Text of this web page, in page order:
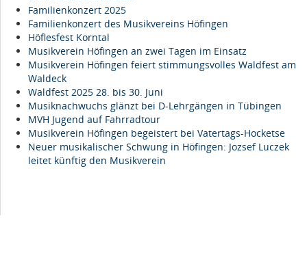
Familienkonzert 2025
Familienkonzert des Musikvereins Höfingen
Höflesfest Korntal
Musikverein Höfingen an zwei Tagen im Einsatz
Musikverein Höfingen feiert stimmungsvolles Waldfest am
Waldeck
Waldfest 2025 28. bis 30. Juni
Musiknachwuchs glänzt bei D-Lehrgängen in Tübingen
MVH Jugend auf Fahrradtour
Musikverein Höfingen begeistert bei Vatertags-Hocketse
Neuer musikalischer Schwung in Höfingen: Jozsef Luczek
leitet künftig den Musikverein